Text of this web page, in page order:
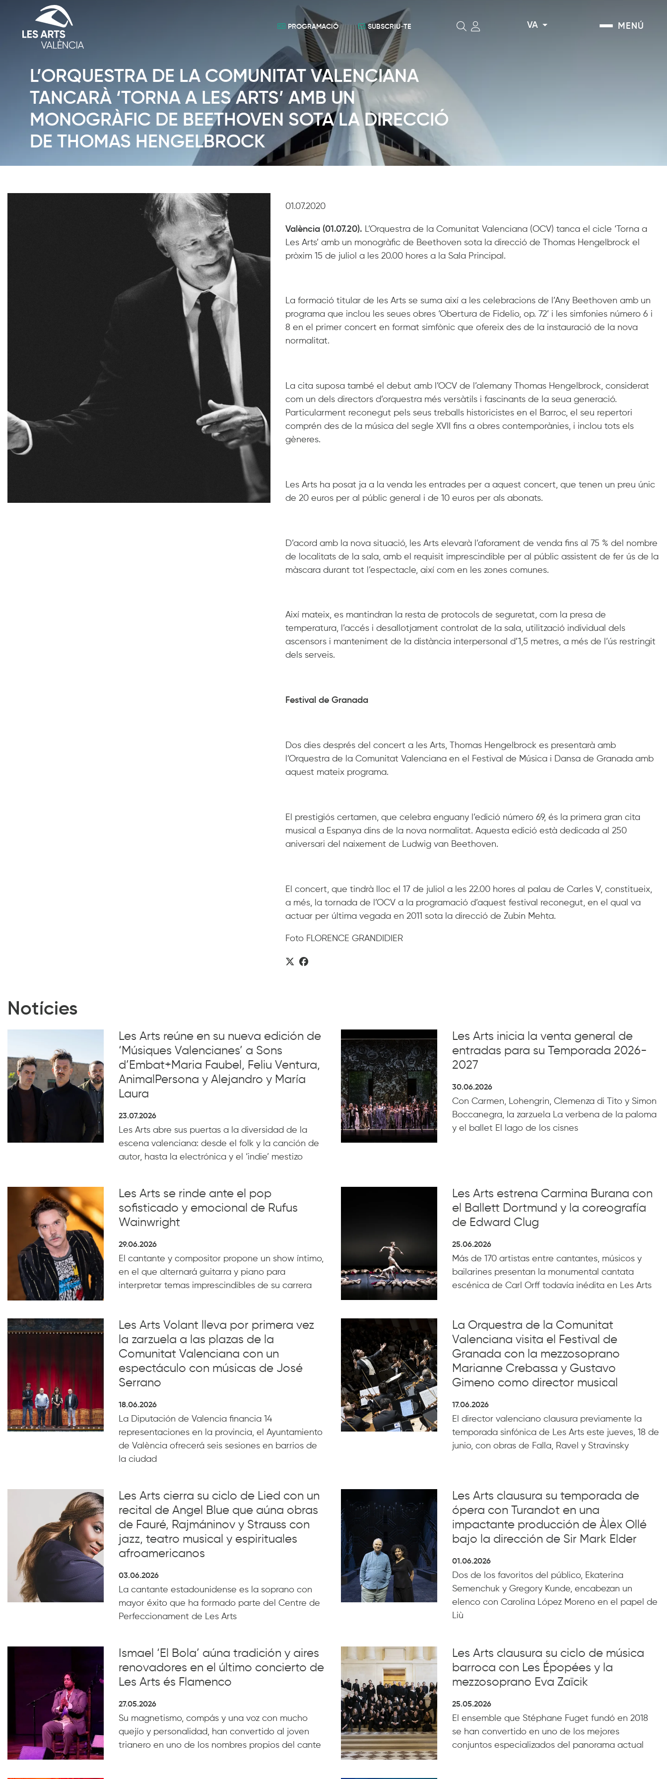
MENÚ
VA
SUBSCRIU-TE
PROGRAMACIÓ
L’ORQUESTRA DE LA COMUNITAT VALENCIANA
TANCARÀ ‘TORNA A LES ARTS’ AMB UN
MONOGRÀFIC DE BEETHOVEN SOTA LA DIRECCIÓ
DE THOMAS HENGELBROCK
01.07.2020
València (01.07.20). L’Orquestra de la Comunitat Valenciana (OCV) tanca el cicle ‘Torna a
Les Arts’ amb un monogràfic de Beethoven sota la direcció de Thomas Hengelbrock el
pròxim 15 de juliol a les 20.00 hores a la Sala Principal.
La formació titular de les Arts se suma així a les celebracions de l’Any Beethoven amb un
programa que inclou les seues obres ‘Obertura de Fidelio, op. 72’ i les simfonies número 6 i
8 en el primer concert en format simfònic que ofereix des de la instauració de la nova
normalitat.
La cita suposa també el debut amb l’OCV de l’alemany Thomas Hengelbrock, considerat
com un dels directors d’orquestra més versàtils i fascinants de la seua generació.
Particularment reconegut pels seus treballs historicistes en el Barroc, el seu repertori
comprén des de la música del segle XVII fins a obres contemporànies, i inclou tots els
gèneres.
Les Arts ha posat ja a la venda les entrades per a aquest concert, que tenen un preu únic
de 20 euros per al públic general i de 10 euros per als abonats.
D’acord amb la nova situació, les Arts elevarà l’aforament de venda fins al 75 % del nombre
de localitats de la sala, amb el requisit imprescindible per al públic assistent de fer ús de la
màscara durant tot l’espectacle, així com en les zones comunes.
Així mateix, es mantindran la resta de protocols de seguretat, com la presa de
temperatura, l’accés i desallotjament controlat de la sala, utilització individual dels
ascensors i manteniment de la distància interpersonal d’1,5 metres, a més de l’ús restringit
dels serveis.
Festival de Granada
Dos dies després del concert a les Arts, Thomas Hengelbrock es presentarà amb
l’Orquestra de la Comunitat Valenciana en el Festival de Música i Dansa de Granada amb
aquest mateix programa.
El prestigiós certamen, que celebra enguany l’edició número 69, és la primera gran cita
musical a Espanya dins de la nova normalitat. Aquesta edició està dedicada al 250
aniversari del naixement de Ludwig van Beethoven.
El concert, que tindrà lloc el 17 de juliol a les 22.00 hores al palau de Carles V, constitueix,
a més, la tornada de l’OCV a la programació d’aquest festival reconegut, en el qual va
actuar per última vegada en 2011 sota la direcció de Zubin Mehta.
Foto FLORENCE GRANDIDIER
Notícies
Les Arts reúne en su nueva edición de
‘Músiques Valencianes’ a Sons
d’Embat+Maria Faubel, Feliu Ventura,
AnimalPersona y Alejandro y María
Laura
23.07.2026
Les Arts abre sus puertas a la diversidad de la
escena valenciana: desde el folk y la canción de
autor, hasta la electrónica y el ‘indie’ mestizo
Les Arts inicia la venta general de
entradas para su Temporada 2026-
2027
30.06.2026
Con Carmen, Lohengrin, Clemenza di Tito y Simon
Boccanegra, la zarzuela La verbena de la paloma
y el ballet El lago de los cisnes
Les Arts se rinde ante el pop
sofisticado y emocional de Rufus
Wainwright
29.06.2026
El cantante y compositor propone un show íntimo,
en el que alternará guitarra y piano para
interpretar temas imprescindibles de su carrera
Les Arts estrena Carmina Burana con
el Ballett Dortmund y la coreografía
de Edward Clug
25.06.2026
Más de 170 artistas entre cantantes, músicos y
bailarines presentan la monumental cantata
escénica de Carl Orff todavía inédita en Les Arts
Les Arts Volant lleva por primera vez
la zarzuela a las plazas de la
Comunitat Valenciana con un
espectáculo con músicas de José
Serrano
18.06.2026
La Diputación de Valencia financia 14
representaciones en la provincia, el Ayuntamiento
de València ofrecerá seis sesiones en barrios de
la ciudad
La Orquestra de la Comunitat
Valenciana visita el Festival de
Granada con la mezzosoprano
Marianne Crebassa y Gustavo
Gimeno como director musical
17.06.2026
El director valenciano clausura previamente la
temporada sinfónica de Les Arts este jueves, 18 de
junio, con obras de Falla, Ravel y Stravinsky
Les Arts cierra su ciclo de Lied con un
recital de Angel Blue que aúna obras
de Fauré, Rajmáninov y Strauss con
jazz, teatro musical y espirituales
afroamericanos
03.06.2026
La cantante estadounidense es la soprano con
mayor éxito que ha formado parte del Centre de
Perfeccionament de Les Arts
Les Arts clausura su temporada de
ópera con Turandot en una
impactante producción de Àlex Ollé
bajo la dirección de Sir Mark Elder
01.06.2026
Dos de los favoritos del público, Ekaterina
Semenchuk y Gregory Kunde, encabezan un
elenco con Carolina López Moreno en el papel de
Liù
Ismael ‘El Bola’ aúna tradición y aires
renovadores en el último concierto de
Les Arts és Flamenco
27.05.2026
Su magnetismo, compás y una voz con mucho
quejío y personalidad, han convertido al joven
trianero en uno de los nombres propios del cante
Les Arts clausura su ciclo de música
barroca con Les Épopées y la
mezzosoprano Eva Zaïcik
25.05.2026
El ensemble que Stéphane Fuget fundó en 2018
se han convertido en uno de los mejores
conjuntos especializados del panorama actual